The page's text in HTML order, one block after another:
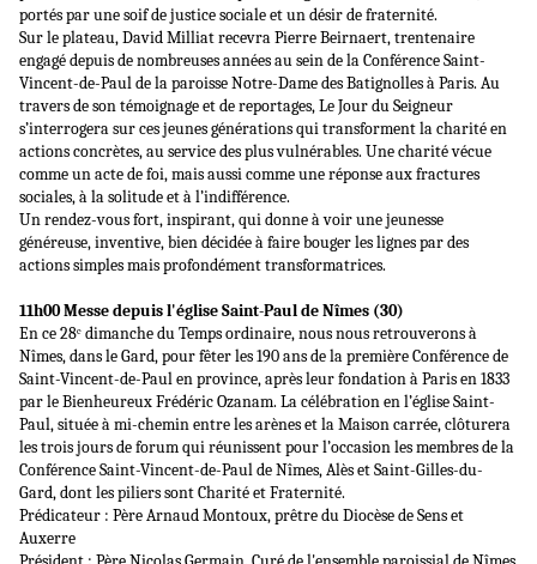
portés par une soif de justice sociale et un désir de fraternité.
Sur le plateau, David Milliat recevra Pierre Beirnaert, trentenaire
engagé depuis de nombreuses années au sein de la Conférence Saint-
Vincent-de-Paul de la paroisse Notre-Dame des Batignolles à Paris. Au
travers de son témoignage et de reportages, Le Jour du Seigneur
s’interrogera sur ces jeunes générations qui transforment la charité en
actions concrètes, au service des plus vulnérables. Une charité vécue
comme un acte de foi, mais aussi comme une réponse aux fractures
sociales, à la solitude et à l’indifférence.
Un rendez-vous fort, inspirant, qui donne à voir une jeunesse
généreuse, inventive, bien décidée à faire bouger les lignes par des
actions simples mais profondément transformatrices.
11h00 Messe depuis l'église Saint-Paul de Nîmes (30)
En ce 28ᵉ dimanche du Temps ordinaire, nous nous retrouverons à
Nîmes, dans le Gard, pour fêter les 190 ans de la première Conférence de
Saint-Vincent-de-Paul en province, après leur fondation à Paris en 1833
par le Bienheureux Frédéric Ozanam. La célébration en l’église Saint-
Paul, située à mi-chemin entre les arènes et la Maison carrée, clôturera
les trois jours de forum qui réunissent pour l’occasion les membres de la
Conférence Saint-Vincent-de-Paul de Nîmes, Alès et Saint-Gilles-du-
Gard, dont les piliers sont Charité et Fraternité.
Prédicateur : Père Arnaud Montoux, prêtre du Diocèse de Sens et
Auxerre